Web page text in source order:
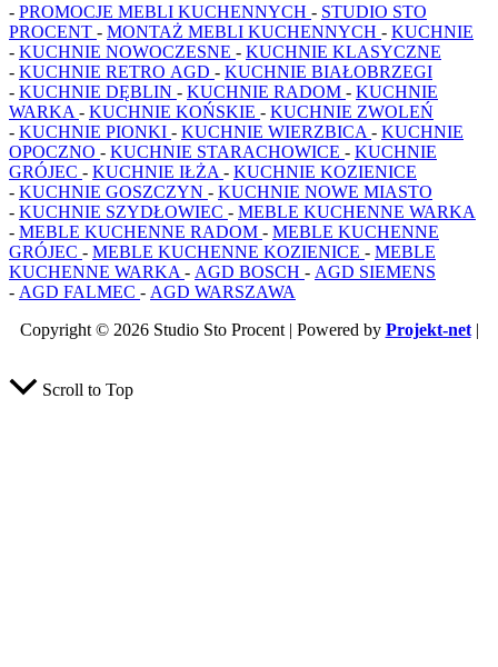
- PROMOCJE MEBLI KUCHENNYCH - STUDIO STO
PROCENT - MONTAŻ MEBLI KUCHENNYCH - KUCHNIE
- KUCHNIE NOWOCZESNE - KUCHNIE KLASYCZNE
- KUCHNIE RETRO AGD - KUCHNIE BIAŁOBRZEGI
- KUCHNIE DĘBLIN - KUCHNIE RADOM - KUCHNIE
WARKA - KUCHNIE KOŃSKIE - KUCHNIE ZWOLEŃ
- KUCHNIE PIONKI - KUCHNIE WIERZBICA - KUCHNIE
OPOCZNO - KUCHNIE STARACHOWICE - KUCHNIE
GRÓJEC - KUCHNIE IŁŻA - KUCHNIE KOZIENICE
- KUCHNIE GOSZCZYN - KUCHNIE NOWE MIASTO
- KUCHNIE SZYDŁOWIEC - MEBLE KUCHENNE WARKA
- MEBLE KUCHENNE RADOM - MEBLE KUCHENNE
GRÓJEC - MEBLE KUCHENNE KOZIENICE - MEBLE
KUCHENNE WARKA - AGD BOSCH - AGD SIEMENS
- AGD FALMEC - AGD WARSZAWA
Copyright © 2026 Studio Sto Procent | Powered by Projekt-net|
Scroll to Top